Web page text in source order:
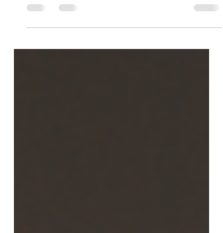
ciertos derechos básicos y protecciones